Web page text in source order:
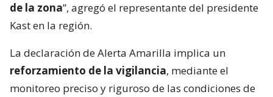
de la zona”, agregó el representante del presidente
Kast en la región.
La declaración de Alerta Amarilla implica un
reforzamiento de la vigilancia, mediante el
monitoreo preciso y riguroso de las condiciones de